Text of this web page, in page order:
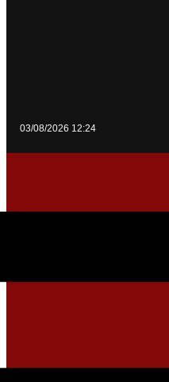
03/08/2026 12:24